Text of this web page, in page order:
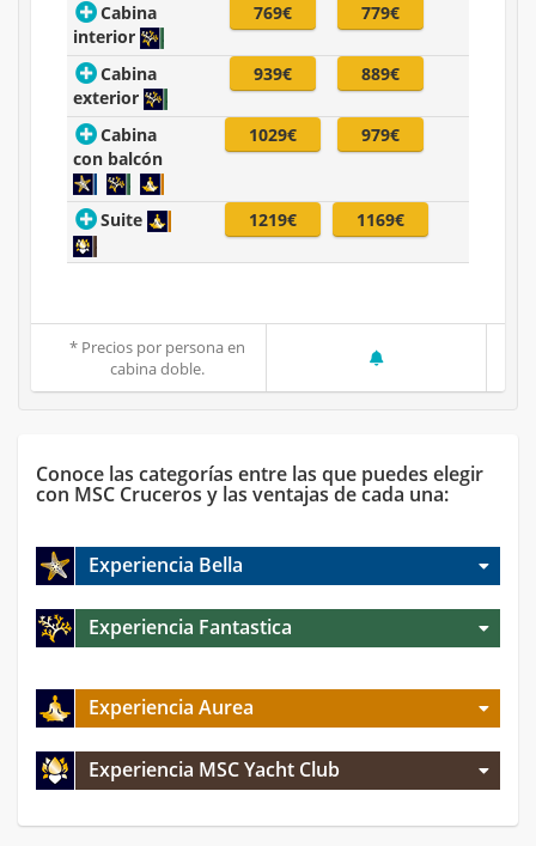
Cabina
interior
769€ 779€
Cabina
exterior
939€ 889€
Cabina
con balcón
1029€ 979€
Suite 1219€ 1169€
* Precios por persona en
cabina doble.
Conoce las categorías entre las que puedes elegir
con MSC Cruceros y las ventajas de cada una:
Experiencia Bella
Experiencia Fantastica
Experiencia Aurea
Experiencia MSC Yacht Club